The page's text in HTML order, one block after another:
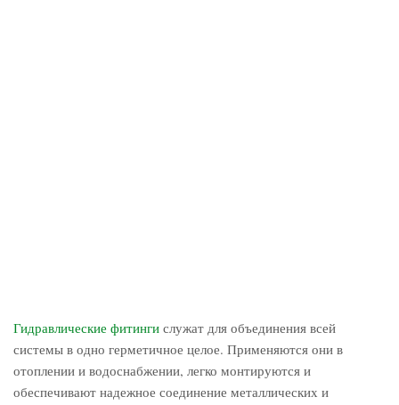
Гидравлические фитинги служат для объединения всей
системы в одно герметичное целое. Применяются они в
отоплении и водоснабжении, легко монтируются и
обеспечивают надежное соединение металлических и